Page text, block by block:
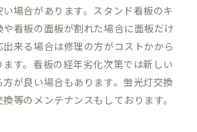
場合があります。スタンド看板のキ
や看板の面板が割れた場合に面板だけ
来る場合は修理の方がコストかから
ます。看板の経年劣化次第では新しい
が良い場合もあります。蛍光灯交換
等のメンテナンスもしております。